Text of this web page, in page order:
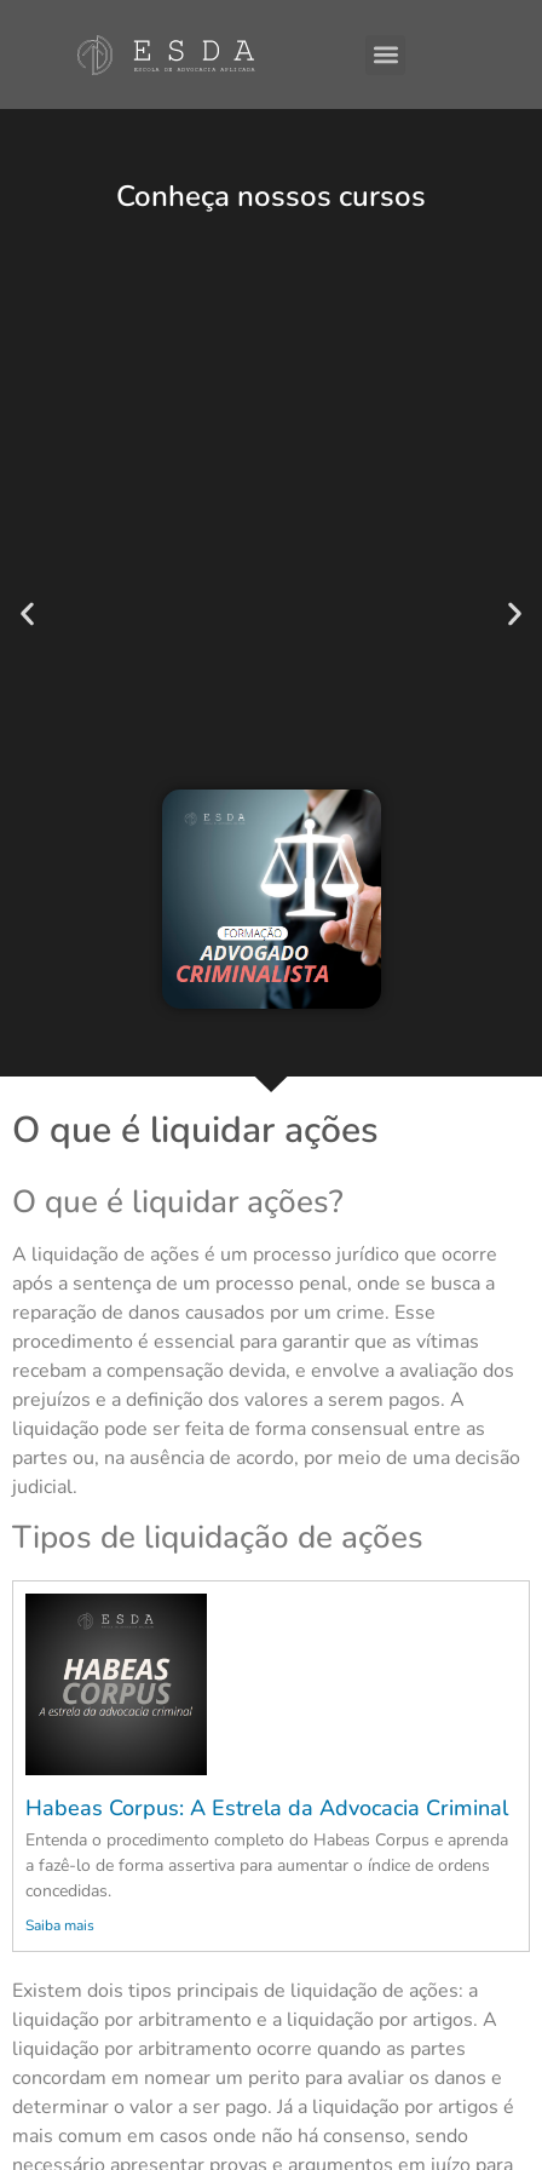
Conheça nossos cursos
O que é liquidar ações
O que é liquidar ações?
A liquidação de ações é um processo jurídico que ocorre
após a sentença de um processo penal, onde se busca a
reparação de danos causados por um crime. Esse
procedimento é essencial para garantir que as vítimas
recebam a compensação devida, e envolve a avaliação dos
prejuízos e a definição dos valores a serem pagos. A
liquidação pode ser feita de forma consensual entre as
partes ou, na ausência de acordo, por meio de uma decisão
judicial.
Tipos de liquidação de ações
Habeas Corpus: A Estrela da Advocacia Criminal
Entenda o procedimento completo do Habeas Corpus e aprenda
a fazê-lo de forma assertiva para aumentar o índice de ordens
concedidas.
Saiba mais
Existem dois tipos principais de liquidação de ações: a
liquidação por arbitramento e a liquidação por artigos. A
liquidação por arbitramento ocorre quando as partes
concordam em nomear um perito para avaliar os danos e
determinar o valor a ser pago. Já a liquidação por artigos é
mais comum em casos onde não há consenso, sendo